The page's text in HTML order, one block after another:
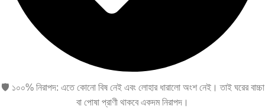
🛡️ ১০০% নিরাপদ: এতে কোনো বিষ নেই এবং লোহার ধারালো অংশ নেই। তাই ঘরের বাচ্চা
বা পোষা প্রাণী থাকবে একদম নিরাপদ।